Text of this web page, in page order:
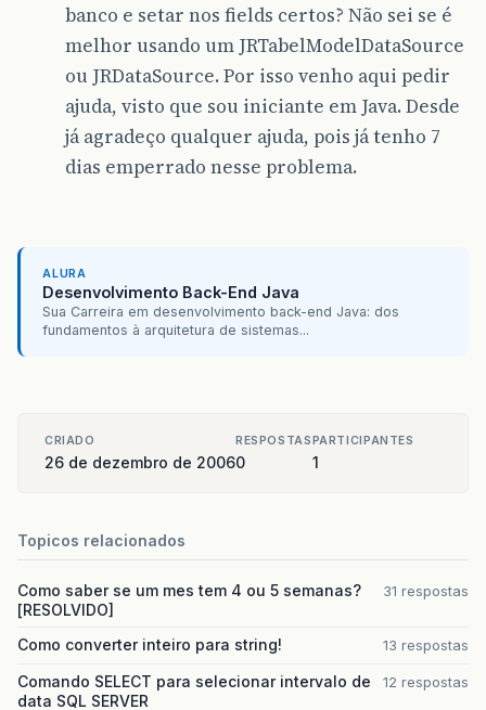
banco e setar nos fields certos? Não sei se é
melhor usando um JRTabelModelDataSource
ou JRDataSource. Por isso venho aqui pedir
ajuda, visto que sou iniciante em Java. Desde
já agradeço qualquer ajuda, pois já tenho 7
dias emperrado nesse problema.
ALURA
Desenvolvimento Back-End Java
Sua Carreira em desenvolvimento back-end Java: dos
fundamentos à arquitetura de sistemas...
CRIADO
26 de dezembro de 2006
RESPOSTAS
0
PARTICIPANTES
1
Topicos relacionados
Como saber se um mes tem 4 ou 5 semanas?
[RESOLVIDO]
31 respostas
Como converter inteiro para string! 13 respostas
Comando SELECT para selecionar intervalo de
data SQL SERVER
12 respostas